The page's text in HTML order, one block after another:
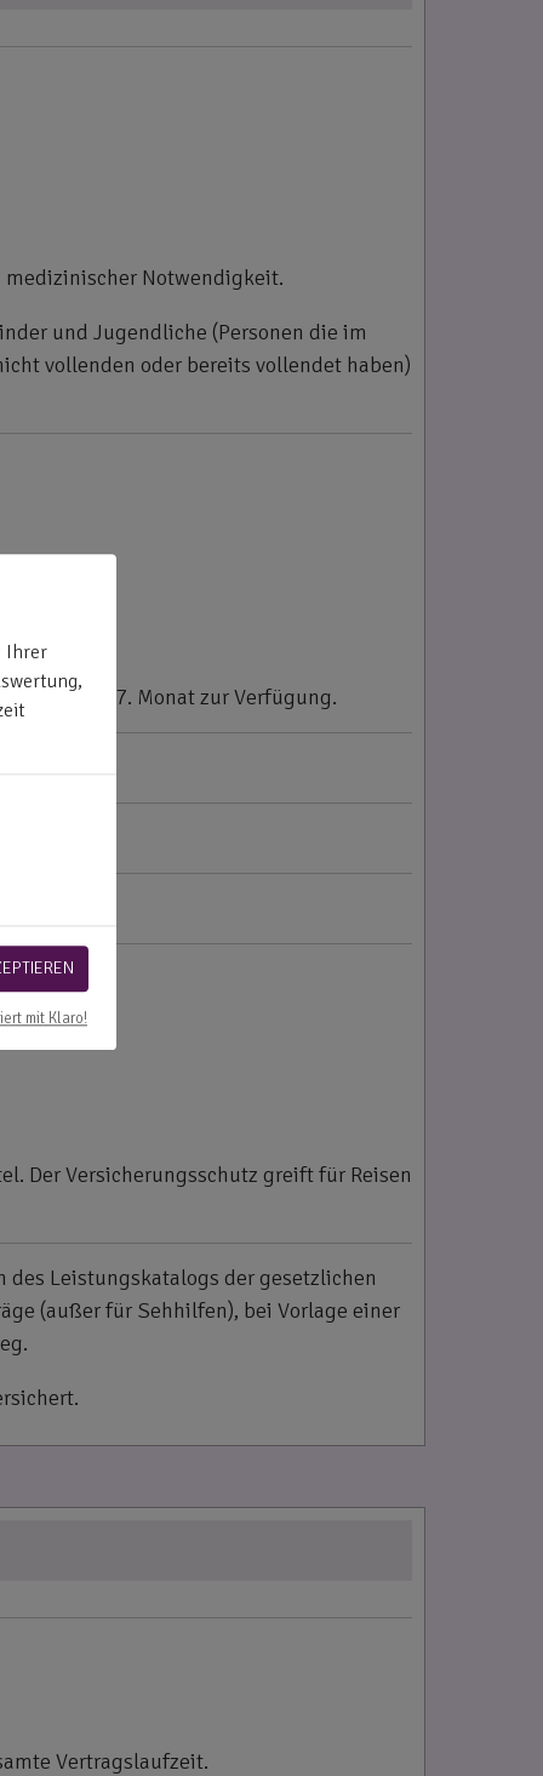
Notwendigkeit.
und Jugendliche (Personen die im
vollenden oder bereits vollendet haben)
ab dem 37. Monat zur Verfügung.
Der Versicherungsschutz greift für Reisen
Leistungskatalogs der gesetzlichen
(außer für Sehhilfen), bei Vorlage einer
Vertragslaufzeit.
Ihrer
mit Klaro!